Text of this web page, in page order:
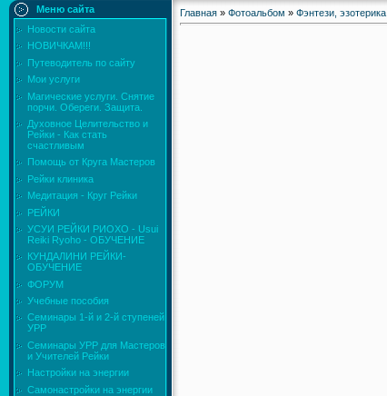
Меню сайта
Новости сайта
НОВИЧКАМ!!!
Путеводитель по сайту
Мои услуги
Магические услуги. Снятие
порчи. Обереги. Защита.
Духовное Целительство и
Рейки - Как стать
счастливым
Помощь от Круга Мастеров
Рейки клиника
Медитация - Круг Рейки
РЕЙКИ
УСУИ РЕЙКИ РИОХО - Usui
Reiki Ryoho - ОБУЧЕНИЕ
КУНДАЛИНИ РЕЙКИ-
ОБУЧЕНИЕ
ФОРУМ
Учебные пособия
Семинары 1-й и 2-й ступеней
УРР
Семинары УРР для Мастеров
и Учителей Рейки
Настройки на энергии
Самонастройки на энергии
Главная » Фотоальбом » Фэнтези, эзотерика